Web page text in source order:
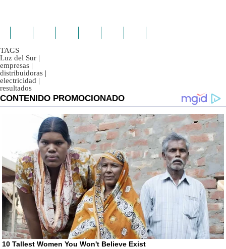
TAGS
Luz del Sur |
empresas |
distribuidoras |
electricidad |
resultados